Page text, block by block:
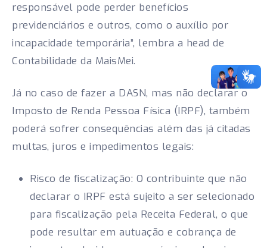
responsável pode perder benefícios
previdenciários e outros, como o auxílio por
incapacidade temporária”, lembra a head de
Contabilidade da MaisMei.
Já no caso de fazer a DASN, mas não declarar o
Imposto de Renda Pessoa Física (IRPF), também
poderá sofrer consequências além das já citadas
multas, juros e impedimentos legais:
Risco de fiscalização: O contribuinte que não
declarar o IRPF está sujeito a ser selecionado
para fiscalização pela Receita Federal, o que
pode resultar em autuação e cobrança de